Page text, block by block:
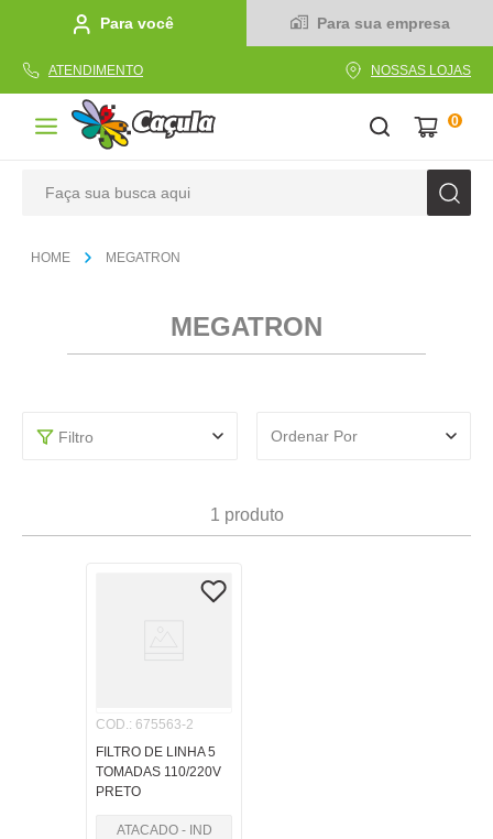
Para você Para sua empresa
ATENDIMENTO NOSSAS LOJAS
0
MEGATRON
MEGATRON
Ordenar Por
Filtro
1 produto
COD.: 675563-2
FILTRO DE LINHA 5
TOMADAS 110/220V
PRETO
ATACADO - IND
caneta
5º caixa